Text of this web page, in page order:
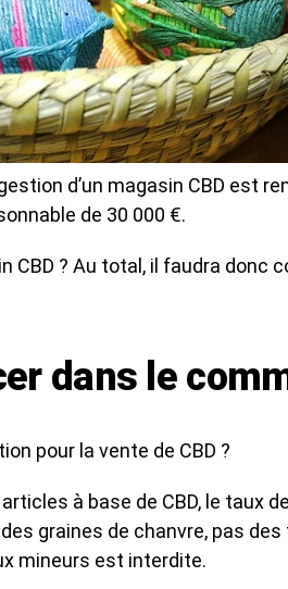
d’un magasin CBD est
de 30 000 €.
CBD ? Au total, il faudra
dans le
pour la vente de CBD ?
à base de CBD, le taux
graines de chanvre, pas
mineurs est interdite.